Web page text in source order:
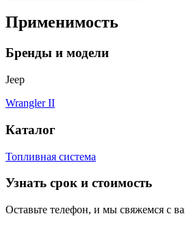
Применимость
Бренды и модели
Jeep
Wrangler II
Каталог
Топливная система
Узнать срок и стоимость
Оставьте телефон, и мы свяжемся с